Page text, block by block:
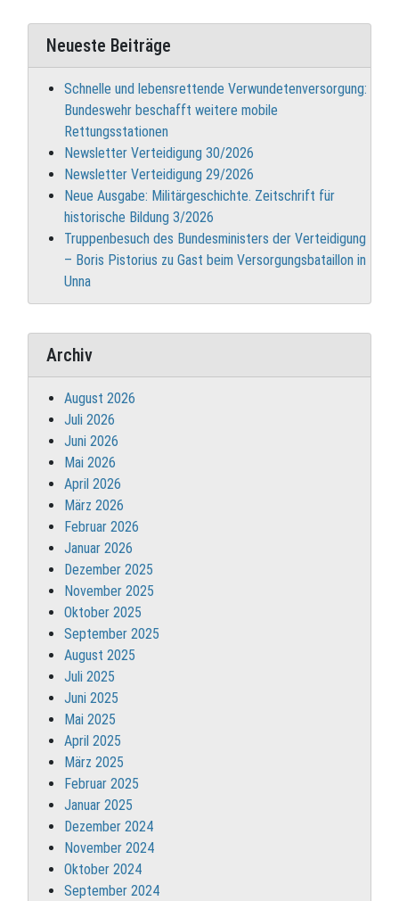
Neueste Beiträge
Schnelle und lebensrettende Verwundetenversorgung:
Bundeswehr beschafft weitere mobile
Rettungsstationen
Newsletter Verteidigung 30/2026
Newsletter Verteidigung 29/2026
Neue Ausgabe: Militärgeschichte. Zeitschrift für
historische Bildung 3/2026
Truppenbesuch des Bundesministers der Verteidigung
– Boris Pistorius zu Gast beim Versorgungsbataillon in
Unna
Archiv
August 2026
Juli 2026
Juni 2026
Mai 2026
April 2026
März 2026
Februar 2026
Januar 2026
Dezember 2025
November 2025
Oktober 2025
September 2025
August 2025
Juli 2025
Juni 2025
Mai 2025
April 2025
März 2025
Februar 2025
Januar 2025
Dezember 2024
November 2024
Oktober 2024
September 2024